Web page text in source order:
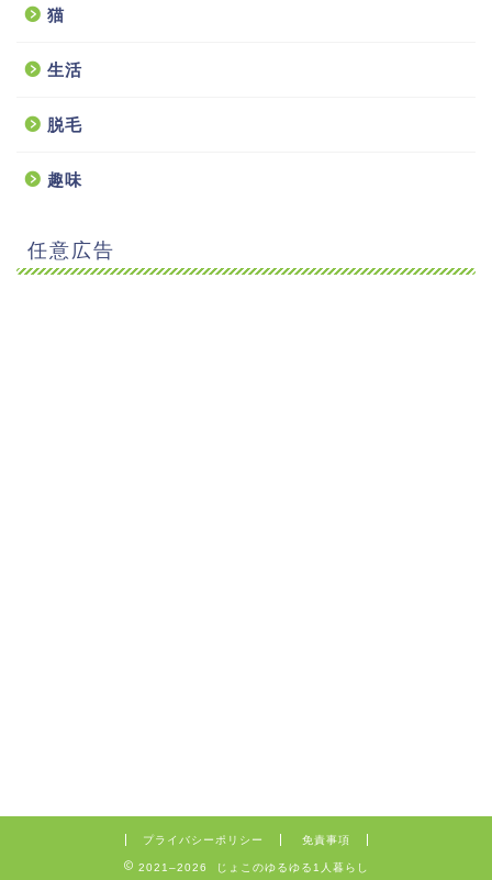
猫
生活
脱毛
趣味
任意広告
プライバシーポリシー 免責事項
2021–2026 じょこのゆるゆる1人暮らし